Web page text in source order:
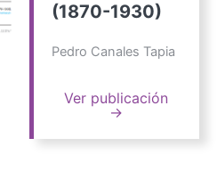
(1870-1930)
Pedro Canales Tapia
Ver publicación
→